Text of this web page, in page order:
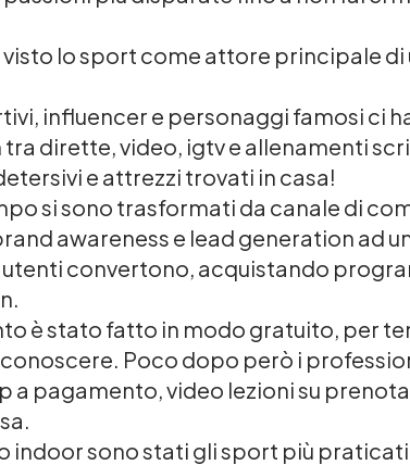
lo sport come attore principale
influencer e personaggi famosi ci
dirette, video, igtv e allenamenti
e attrezzi trovati in casa!
si sono trasformati da canale di
awareness e lead generation ad
convertono, acquistando
è stato fatto in modo gratuito, per
Poco dopo però i
a pagamento, video lezioni su
indoor sono stati gli sport più